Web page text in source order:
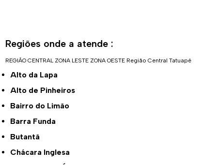
Regiões onde a atende :
REGIÃO CENTRAL ZONA LESTE ZONA OESTE Região Central Tatuapé
Alto da Lapa
Alto de Pinheiros
Bairro do Limão
Barra Funda
Butantã
Chácara Inglesa